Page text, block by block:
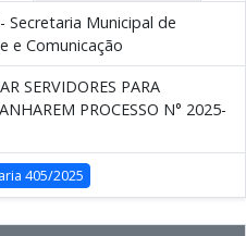
Secretaria Municipal de
e Comunicação
SERVIDORES PARA
PROCESSO N° 2025-
405/2025